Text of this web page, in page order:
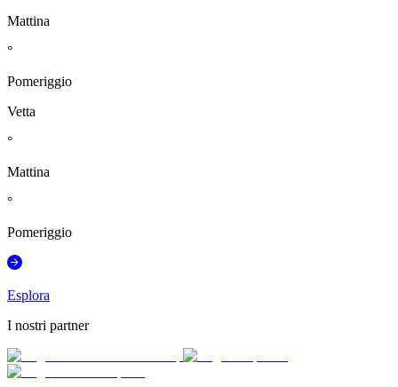
Mattina
°
Pomeriggio
Vetta
°
Mattina
°
Pomeriggio
Esplora
I nostri partner